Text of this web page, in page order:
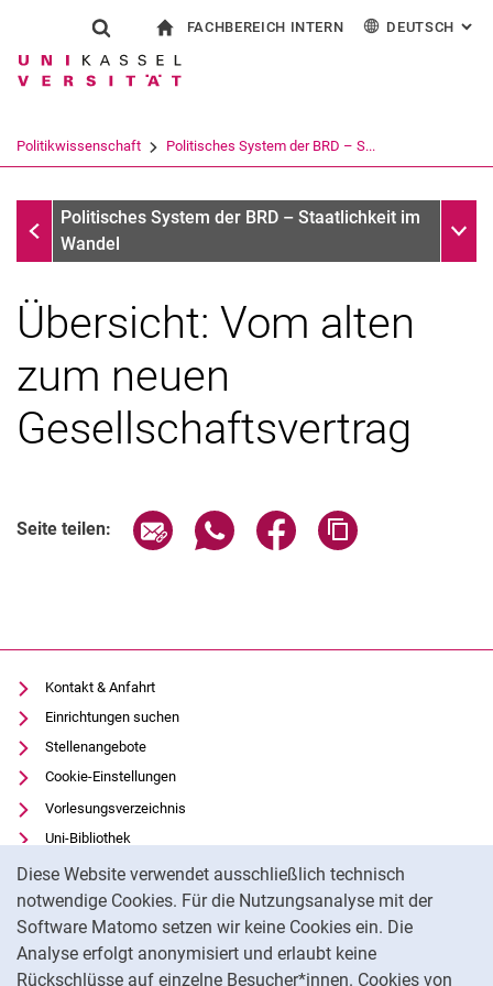
Springe direkt zu: Inhalt
Springe direkt zu: Suche
Springe direkt zu:
Diese Website verwendet ausschließlich technisch
notwendige Cookies. Für die Nutzungsanalyse mit der
Software Matomo setzen wir keine Cookies ein. Die
Analyse erfolgt anonymisiert und erlaubt keine
Rückschlüsse auf einzelne Besucher*innen. Cookies von
Suchformular
Suchbegriff
Suchen (öffnet externen Link in einem
FACHBEREICH INTERN DEUTSCH :
Politikwissenschaft Politisches System der BRD – S...
Seminar: Vom alten zum neuen Gesellschaftsvertrag
Politisches System der BRD – Staatlichkeit im
Wandel
Übersicht: Vom alten
zum neuen
Gesellschaftsvertrag
Seite teilen: Seite über E-Mail teilen
Seite über WhatsApp teilen
Seite über Facebook
Kontakt & Anfahrt
Einrichtungen suchen
Stellenangebote
Cookie-Einstellungen
Vorlesungsverzeichnis
Uni-Bibliothek
Moodle
Panopto
Datenschutz
Barrierefreiheit